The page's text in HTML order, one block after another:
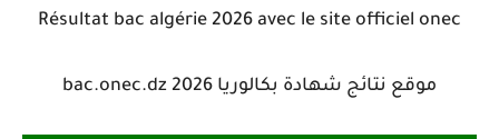
Résultat bac algérie 2026 avec le site officiel onec
موقع نتائج شهادة بكالوريا 2026 bac.onec.dz